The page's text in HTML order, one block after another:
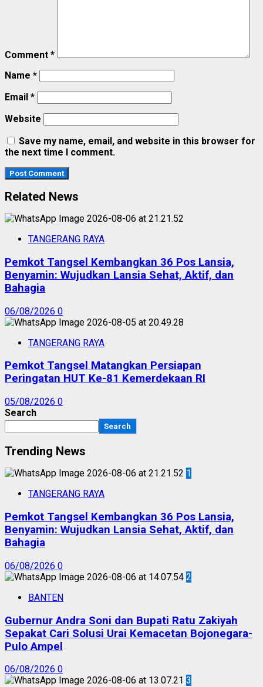
Comment *
Name *
Email *
Website
Save my name, email, and website in this browser for
the next time I comment.
Related News
TANGERANG RAYA
Pemkot Tangsel Kembangkan 36 Pos Lansia,
Benyamin: Wujudkan Lansia Sehat, Aktif, dan
Bahagia
06/08/2026 0
TANGERANG RAYA
Pemkot Tangsel Matangkan Persiapan
Peringatan HUT Ke-81 Kemerdekaan RI
05/08/2026 0
Search
Search
Trending News
1
TANGERANG RAYA
Pemkot Tangsel Kembangkan 36 Pos Lansia,
Benyamin: Wujudkan Lansia Sehat, Aktif, dan
Bahagia
06/08/2026 0
2
BANTEN
Gubernur Andra Soni dan Bupati Ratu Zakiyah
Sepakat Cari Solusi Urai Kemacetan Bojonegara-
Pulo Ampel
06/08/2026 0
3